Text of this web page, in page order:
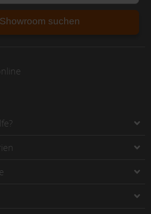
Showroom suchen